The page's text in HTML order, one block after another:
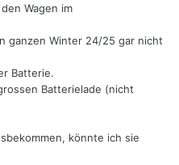
Wagen im
ganzen Winter 24/25 gar nicht
Batterie.
Batterielade (nicht
könnte ich sie